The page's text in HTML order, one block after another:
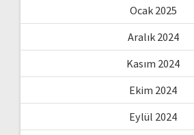
Ocak 2025
Aralık 2024
Kasım 2024
Ekim 2024
Eylül 2024